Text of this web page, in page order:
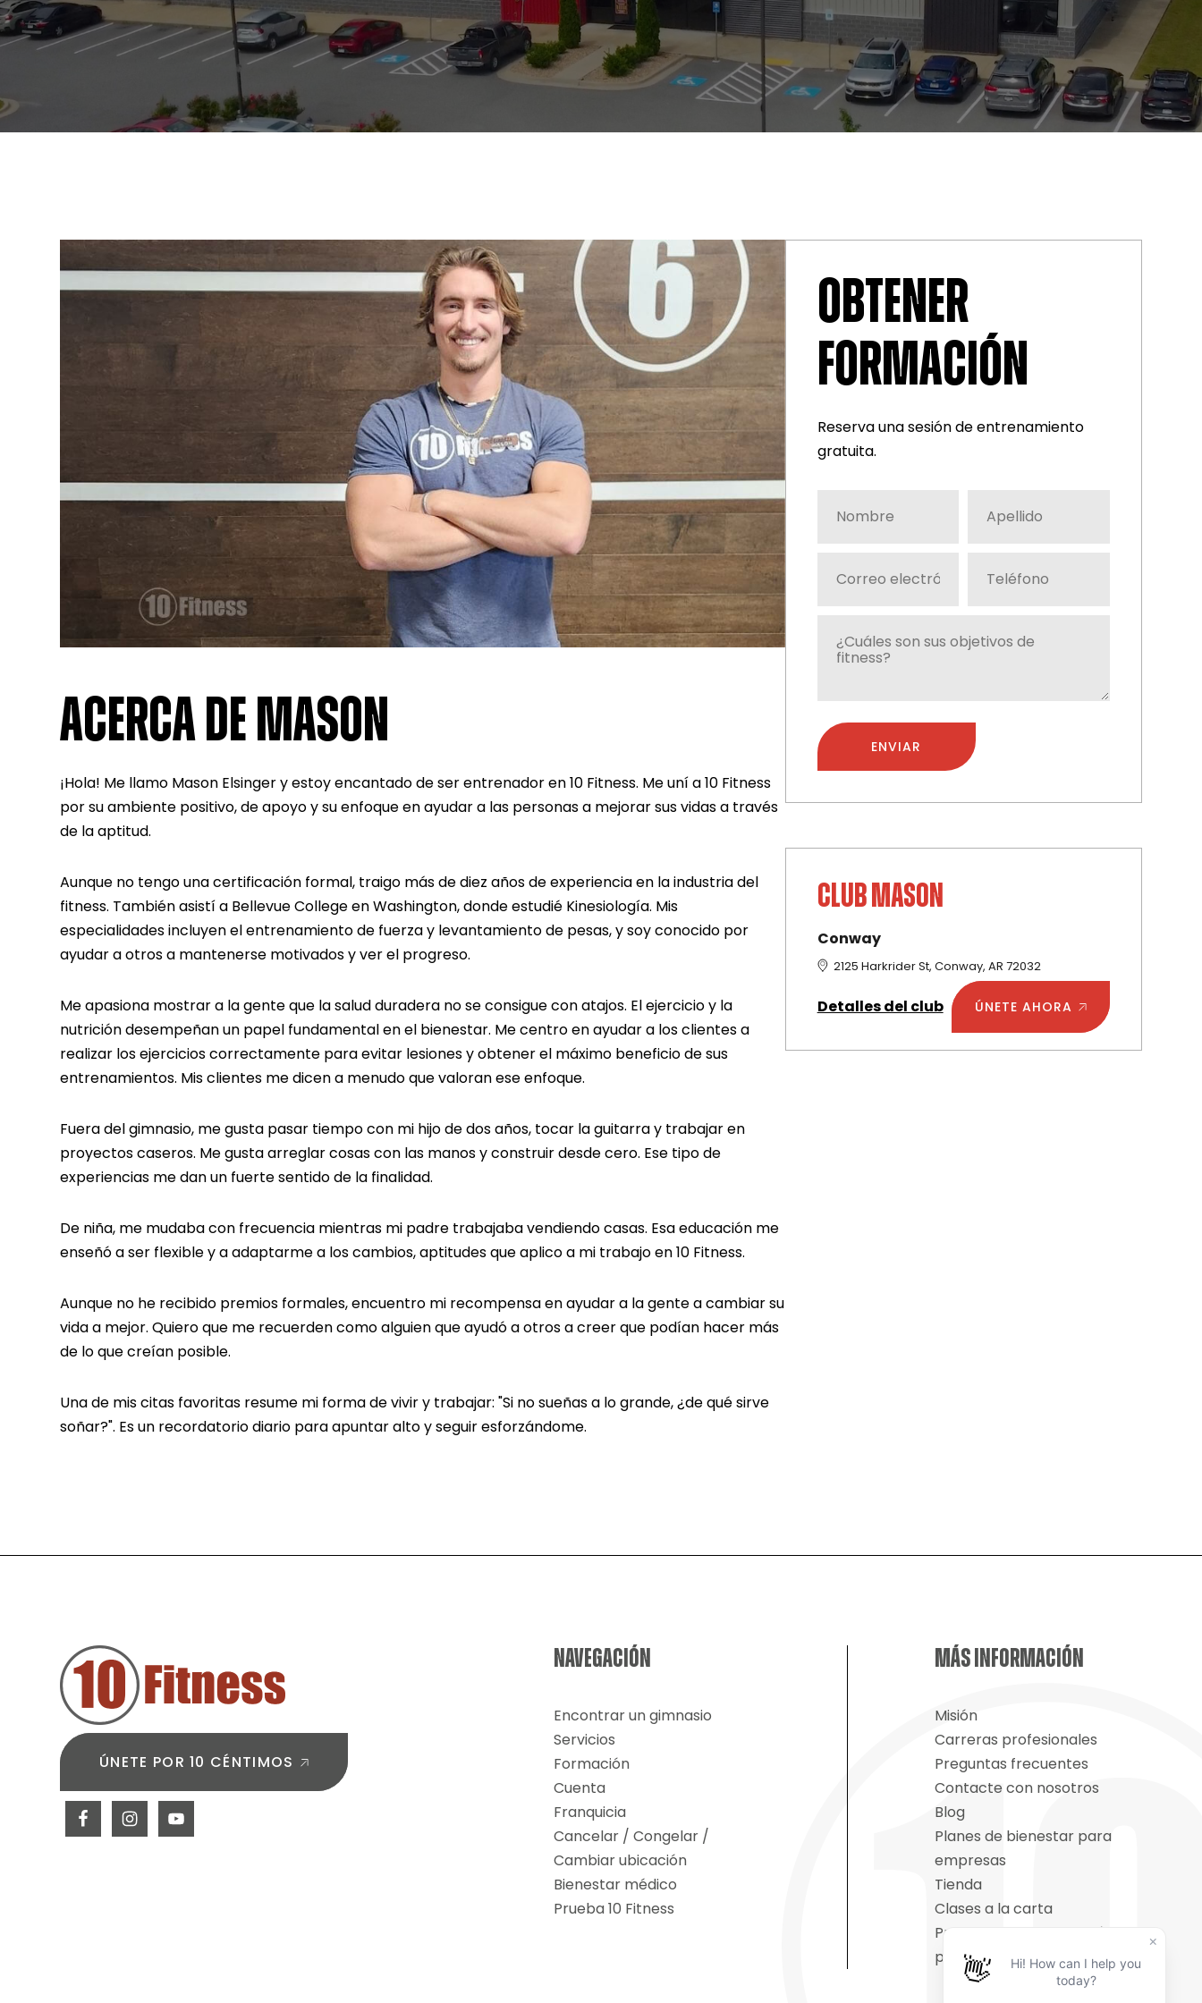
ACERCA DE MASON
¡Hola! Me llamo Mason Elsinger y estoy encantado de ser entrenador en 10 Fitness. Me uní a 10 Fitness
por su ambiente positivo, de apoyo y su enfoque en ayudar a las personas a mejorar sus vidas a través
de la aptitud.
Aunque no tengo una certificación formal, traigo más de diez años de experiencia en la industria del
fitness. También asistí a Bellevue College en Washington, donde estudié Kinesiología. Mis
especialidades incluyen el entrenamiento de fuerza y levantamiento de pesas, y soy conocido por
ayudar a otros a mantenerse motivados y ver el progreso.
Me apasiona mostrar a la gente que la salud duradera no se consigue con atajos. El ejercicio y la
nutrición desempeñan un papel fundamental en el bienestar. Me centro en ayudar a los clientes a
realizar los ejercicios correctamente para evitar lesiones y obtener el máximo beneficio de sus
entrenamientos. Mis clientes me dicen a menudo que valoran ese enfoque.
Fuera del gimnasio, me gusta pasar tiempo con mi hijo de dos años, tocar la guitarra y trabajar en
proyectos caseros. Me gusta arreglar cosas con las manos y construir desde cero. Ese tipo de
experiencias me dan un fuerte sentido de la finalidad.
De niña, me mudaba con frecuencia mientras mi padre trabajaba vendiendo casas. Esa educación me
enseñó a ser flexible y a adaptarme a los cambios, aptitudes que aplico a mi trabajo en 10 Fitness.
Aunque no he recibido premios formales, encuentro mi recompensa en ayudar a la gente a cambiar su
vida a mejor. Quiero que me recuerden como alguien que ayudó a otros a creer que podían hacer más
de lo que creían posible.
Una de mis citas favoritas resume mi forma de vivir y trabajar: "Si no sueñas a lo grande, ¿de qué sirve
soñar?". Es un recordatorio diario para apuntar alto y seguir esforzándome.
OBTENER
FORMACIÓN
Reserva una sesión de entrenamiento
gratuita.
electrónico
*
son
de
fitness?
CLUB MASON
Conway
2125 Harkrider St, Conway, AR 72032
Detalles del club ÚNETE AHORA
DE
PÁGINA
ÚNETE POR 10 CÉNTIMOS
NAVEGACIÓN
Encontrar un gimnasio
Servicios
Formación
Cuenta
Franquicia
Cancelar / Congelar /
Cambiar ubicación
Bienestar médico
Prueba 10 Fitness
MÁS INFORMACIÓN
Misión
Carreras profesionales
Preguntas frecuentes
Contacte con nosotros
Blog
Planes de bienestar para
empresas
Tienda
Clases a la carta
Programas de aptitud física
para seguros